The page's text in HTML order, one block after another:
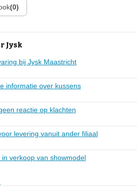
(0)
Jysk
bij Jysk Maastricht
informatie over kussens
reactie op klachten
levering vanuit ander filiaal
verkoop van showmodel